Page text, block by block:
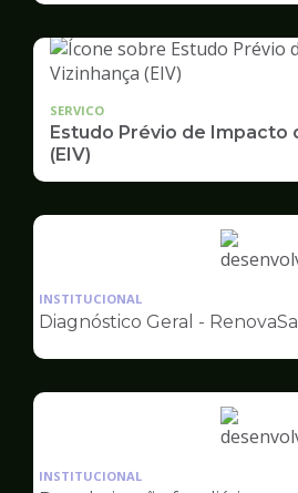
SERVICO
Estudo Prévio de Impacto
(EIV)
INSTITUCIONAL
Diagnóstico Geral -
INSTITUCIONAL